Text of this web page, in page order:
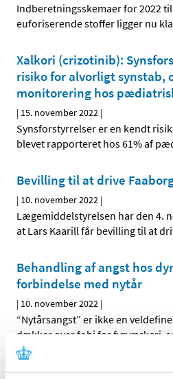
Indberetningsskemaer for 2022
euforiserende stoffer ligger nu
Xalkori (crizotinib):
risiko for alvorligt synstab,
monitorering hos
| 15. november 2022 |
Synsforstyrrelser er en kendt
blevet rapporteret hos 61% af
Bevilling til at drive
| 10. november 2022 |
Lægemiddelstyrelsen har den 4.
at Lars Kaarill får bevilling til at
Behandling af angst hos
forbindelse med nytår
| 10. november 2022 |
“Nytårsangst” er ikke en
dækker over fobi for fyrværkeri,
Skærpet anbefaling om